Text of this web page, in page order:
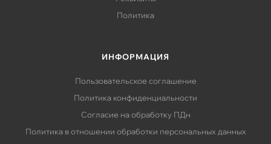
Политика
ИНФОРМАЦИЯ
Пользовательское соглашение
Политика конфиденциальности
Согласие на обработку ПДн
Политика в отношении обработки персональных данных